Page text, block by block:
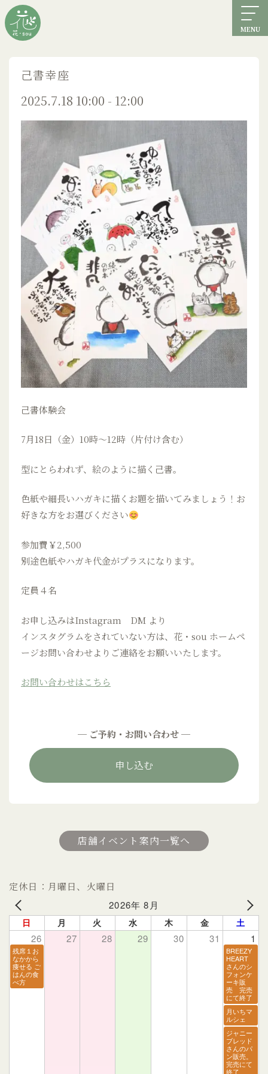
MENU
己書幸座
2025.7.18 10:00 - 12:00
己書体験会
7月18日（金）10時〜12時（片付け含む）
型にとらわれず、絵のように描く己書。
色紙や細長いハガキに描くお題を描いてみましょう！お
好きな方をお選びください
参加費￥2,500
別途色紙やハガキ代金がプラスになります。
定員４名
お申し込みはInstagram DM より
インスタグラムをされていない方は、花・sou ホームペ
ージお問い合わせよりご連絡をお願いいたします。
お問い合わせはこちら
─ ご予約・お問い合わせ ─
申し込む
店舗イベント案内一覧へ
定休日：月曜日、火曜日
2026年 8月
日 月 火 水 木 金 土
26 27 28 29 30 31 1
残席１お
なかから
痩せる ご
はんの食
べ方
BREEZY
HEART
さんのシ
フォンケ
ーキ販
売 完売
にて終了
月いちマ
ルシェ
ジャニー
ブレッド
さんのパ
ン販売。
完売にて
終了